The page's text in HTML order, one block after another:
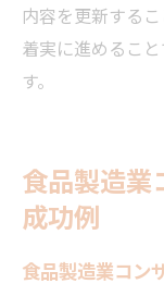
内容を更新する
着実に進めるこ
す。
食品製造業
成功例
食品製造業コン